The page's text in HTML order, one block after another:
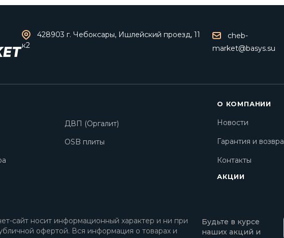
428903 г. Чебоксары, Ишлейский проезд, 11
к2
cheb-
market@basys.su
ДВП (Оргалит)
OSB плиты
О КОМПАНИИ
Новости
Гарантия и
Контакты
АКЦИИ
Будьте в курсе
наших акций и
сайт носит информационный характер и ни при
офертой. Вся информация о товарах и